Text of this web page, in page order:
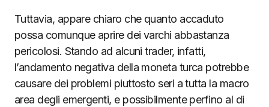
Tuttavia, appare chiaro che quanto accaduto
possa comunque aprire dei varchi abbastanza
pericolosi. Stando ad alcuni trader, infatti,
l’andamento negativa della moneta turca potrebbe
causare dei problemi piuttosto seri a tutta la macro
area degli emergenti, e possibilmente perfino al di